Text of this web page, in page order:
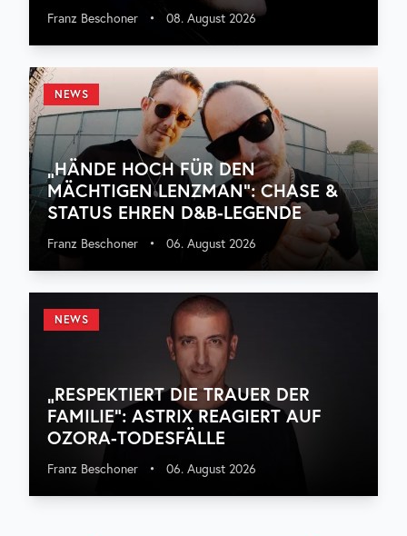
Franz Beschoner • 08. August 2026
NEWS
„HÄNDE HOCH FÜR DEN
MÄCHTIGEN LENZMAN“: CHASE &
STATUS EHREN D&B-LEGENDE
Franz Beschoner • 06. August 2026
NEWS
„RESPEKTIERT DIE TRAUER DER
FAMILIE“: ASTRIX REAGIERT AUF
OZORA-TODESFÄLLE
Franz Beschoner • 06. August 2026